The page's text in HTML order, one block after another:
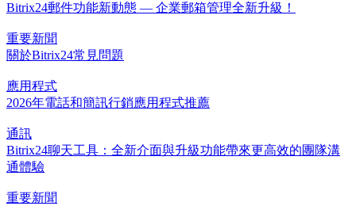
Bitrix24郵件功能新動態 — 企業郵箱管理全新升級！
重要新聞
關於Bitrix24常見問題
應用程式
2026年電話和簡訊行銷應用程式推薦
通訊
Bitrix24聊天工具：全新介面與升級功能帶來更高效的團隊溝
通體驗
重要新聞